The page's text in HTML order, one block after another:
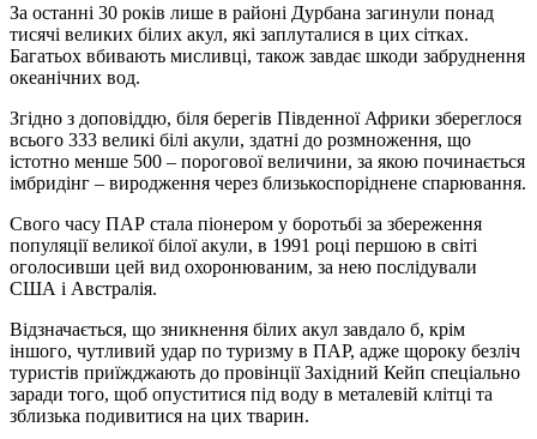
За останні 30 років лише в районі Дурбана загинули понад
тисячі великих білих акул, які заплуталися в цих сітках.
Багатьох вбивають мисливці, також завдає шкоди забруднення
океанічних вод.
Згідно з доповіддю, біля берегів Південної Африки збереглося
всього 333 великі білі акули, здатні до розмноження, що
істотно менше 500 – порогової величини, за якою починається
імбридінг – виродження через близькоспоріднене спарювання.
Свого часу ПАР стала піонером у боротьбі за збереження
популяції великої білої акули, в 1991 році першою в світі
оголосивши цей вид охоронюваним, за нею послідували
США і Австралія.
Відзначається, що зникнення білих акул завдало б, крім
іншого, чутливий удар по туризму в ПАР, адже щороку безліч
туристів приїжджають до провінції Західний Кейп спеціально
заради того, щоб опуститися під воду в металевій клітці та
зблизька подивитися на цих тварин.